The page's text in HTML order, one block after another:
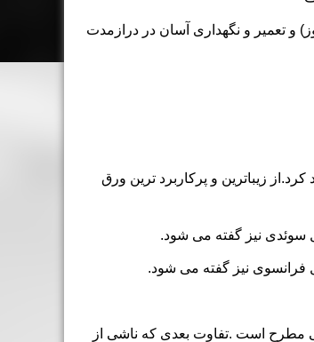
زیباترین و پرکاربرد ترین ورق
سوئدی نیز گفته می شود.
فرانسوی نیز گفته می شود.
است .تفاوت بعدی که ناشی از